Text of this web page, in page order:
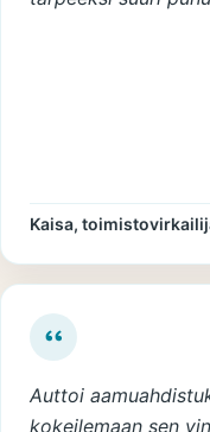
Kaisa,
Auttoi
kokeilemaan sen